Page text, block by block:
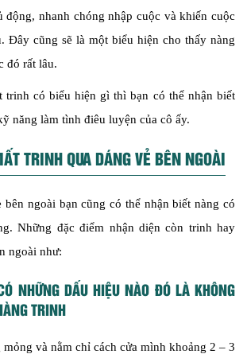
động, nhanh chóng nhập cuộc và khiến cuộc
Đây cũng sẽ là một biểu hiện cho thấy nàng
đó rất lâu.
trinh có biểu hiện gì thì bạn có thể nhận biết
năng làm tình điêu luyện của cô ấy.
TRINH QUA DÁNG VẺ BÊN NGOÀI
bên ngoài bạn cũng có thể nhận biết nàng có
Những đặc điểm nhận diện còn trinh hay
ngoài như:
NHỮNG DẤU HIỆU NÀO ĐÓ LÀ KHÔNG
TRINH
và nằm chỉ cách cửa mình khoảng 2 – 3